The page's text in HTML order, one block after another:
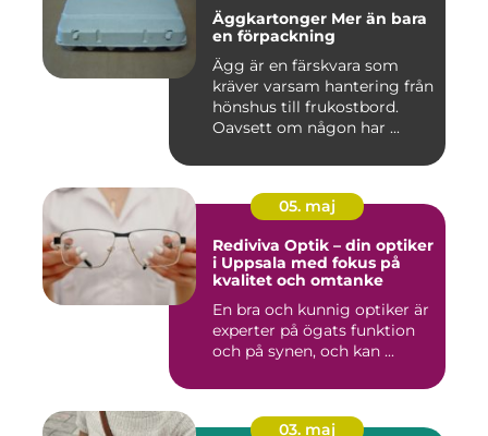
Äggkartonger Mer än bara
en förpackning
Ägg är en färskvara som
kräver varsam hantering från
hönshus till frukostbord.
Oavsett om någon har ...
05. maj
Rediviva Optik – din optiker
i Uppsala med fokus på
kvalitet och omtanke
En bra och kunnig optiker är
experter på ögats funktion
och på synen, och kan ...
03. maj